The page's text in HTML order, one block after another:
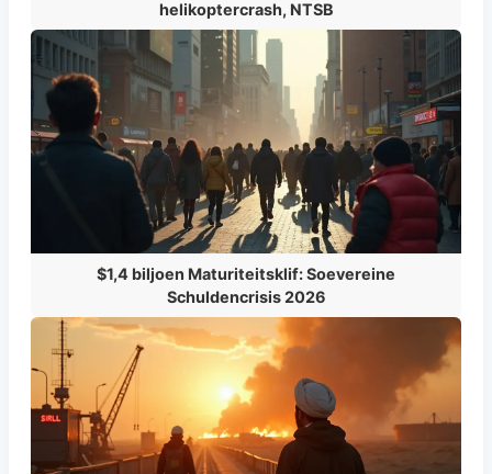
helikoptercrash, NTSB
$1,4 biljoen Maturiteitsklif: Soevereine
Schuldencrisis 2026